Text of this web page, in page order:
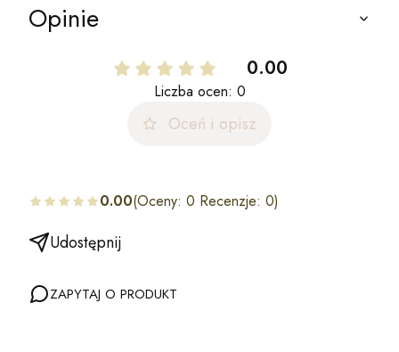
Opinie
0.00
Liczba ocen: 0
Oceń i opisz
0.00(Oceny: 0 Recenzje: 0)
Udostępnij
ZAPYTAJ O PRODUKT